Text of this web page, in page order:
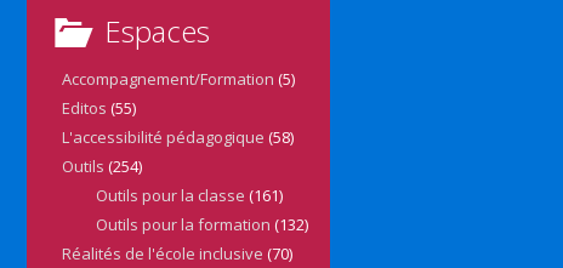
Espaces
Accompagnement/Formation (5)
Editos (55)
L'accessibilité pédagogique (58)
Outils (254)
Outils pour la classe (161)
Outils pour la formation (132)
Réalités de l'école inclusive (70)